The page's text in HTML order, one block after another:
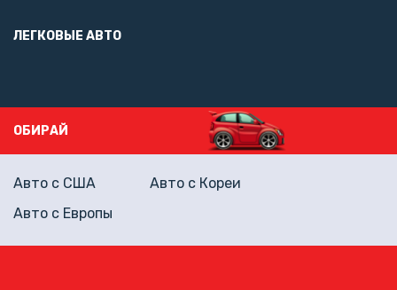
ЛЕГКОВЫЕ АВТО
ОБИРАЙ
Авто с США
Авто с Кореи
Авто с Европы